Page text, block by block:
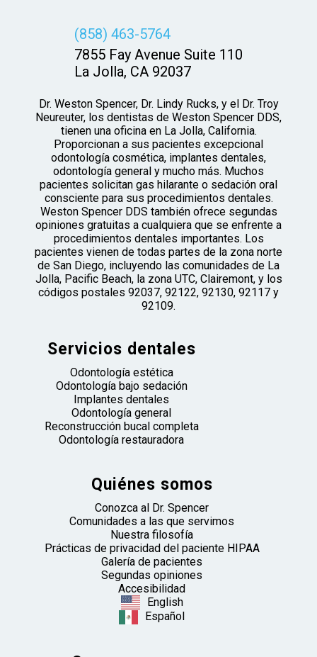
(858) 463-5764
7855 Fay Avenue Suite 110
La Jolla, CA 92037
Dr. Weston Spencer, Dr. Lindy Rucks, y el Dr. Troy
Neureuter, los dentistas de Weston Spencer DDS,
tienen una oficina en La Jolla, California.
Proporcionan a sus pacientes excepcional
odontología cosmética, implantes dentales,
odontología general y mucho más. Muchos
pacientes solicitan gas hilarante o sedación oral
consciente para sus procedimientos dentales.
Weston Spencer DDS también ofrece segundas
opiniones gratuitas a cualquiera que se enfrente a
procedimientos dentales importantes. Los
pacientes vienen de todas partes de la zona norte
de San Diego, incluyendo las comunidades de La
Jolla, Pacific Beach, la zona UTC, Clairemont, y los
códigos postales 92037, 92122, 92130, 92117 y
92109.
Servicios dentales
Odontología estética
Odontología bajo sedación
Implantes dentales
Odontología general
Reconstrucción bucal completa
Odontología restauradora
Quiénes somos
Conozca al Dr. Spencer
Comunidades a las que servimos
Nuestra filosofía
Prácticas de privacidad del paciente HIPAA
Galería de pacientes
Segundas opiniones
Accesibilidad
English
Español